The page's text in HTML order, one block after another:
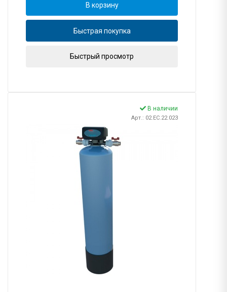
В корзину
Быстрая покупка
Быстрый просмотр
В наличии
Арт.: 02.EC.22.023